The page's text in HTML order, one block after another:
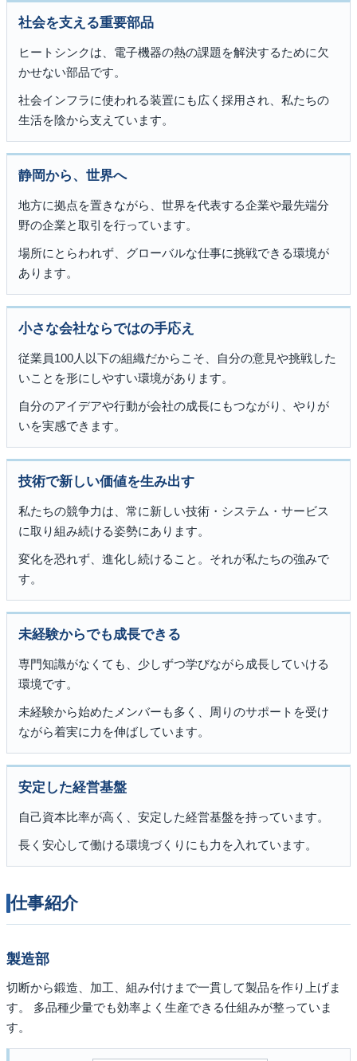
社会を支える重要部品
ヒートシンクは、電子機器の熱の課題を解決するために欠
かせない部品です。
社会インフラに使われる装置にも広く採用され、私たちの
生活を陰から支えています。
静岡から、世界へ
地方に拠点を置きながら、世界を代表する企業や最先端分
野の企業と取引を行っています。
場所にとらわれず、グローバルな仕事に挑戦できる環境が
あります。
小さな会社ならではの手応え
従業員100人以下の組織だからこそ、自分の意見や挑戦した
いことを形にしやすい環境があります。
自分のアイデアや行動が会社の成長にもつながり、やりが
いを実感できます。
技術で新しい価値を生み出す
私たちの競争力は、常に新しい技術・システム・サービス
に取り組み続ける姿勢にあります。
変化を恐れず、進化し続けること。それが私たちの強みで
す。
未経験からでも成長できる
専門知識がなくても、少しずつ学びながら成長していける
環境です。
未経験から始めたメンバーも多く、周りのサポートを受け
ながら着実に力を伸ばしています。
安定した経営基盤
自己資本比率が高く、安定した経営基盤を持っています。
長く安心して働ける環境づくりにも力を入れています。
仕事紹介
製造部
切断から鍛造、加工、組み付けまで一貫して製品を作り上げま
す。 多品種少量でも効率よく生産できる仕組みが整っていま
す。